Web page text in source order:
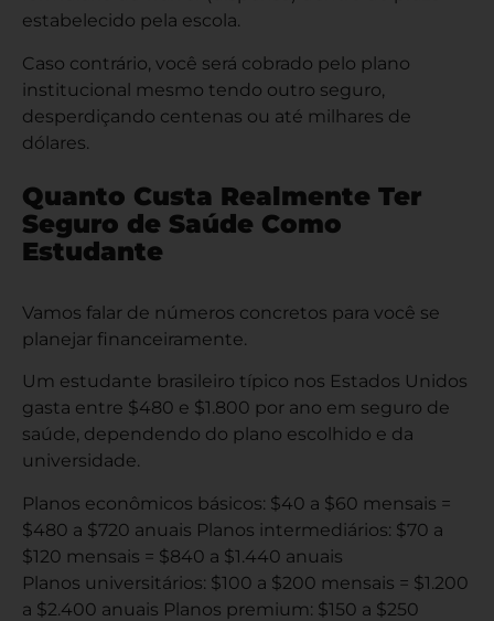
estabelecido pela escola.
Caso contrário, você será cobrado pelo plano
institucional mesmo tendo outro seguro,
desperdiçando centenas ou até milhares de
dólares.
Quanto Custa Realmente Ter
Seguro de Saúde Como
Estudante
Vamos falar de números concretos para você se
planejar financeiramente.
Um estudante brasileiro típico nos Estados Unidos
gasta entre $480 e $1.800 por ano em seguro de
saúde, dependendo do plano escolhido e da
universidade.
Planos econômicos básicos: $40 a $60 mensais =
$480 a $720 anuais Planos intermediários: $70 a
$120 mensais = $840 a $1.440 anuais
Planos universitários: $100 a $200 mensais = $1.200
a $2.400 anuais Planos premium: $150 a $250